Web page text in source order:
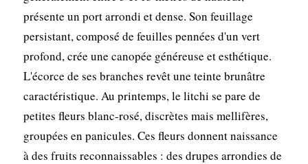
présente un port arrondi et dense. Son feuillage
persistant, composé de feuilles pennées d'un vert
profond, crée une canopée généreuse et esthétique.
L'écorce de ses branches revêt une teinte brunâtre
caractéristique. Au printemps, le litchi se pare de
petites fleurs blanc-rosé, discrètes mais mellifères,
groupées en panicules. Ces fleurs donnent naissance
à des fruits reconnaissables : des drupes arrondies de